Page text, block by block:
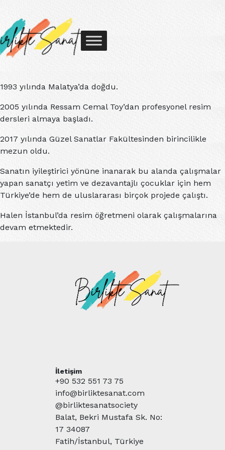
1993 yılında Malatya’da doğdu.
2005 yılında Ressam Cemal Toy’dan profesyonel resim
dersleri almaya başladı.
2017 yılında Güzel Sanatlar Fakültesinden birincilikle
mezun oldu.
Sanatın iyileştirici yönüne inanarak bu alanda çalışmalar
yapan sanatçı yetim ve dezavantajlı çocuklar için hem
Türkiye’de hem de uluslararası birçok projede çalıştı.
Halen İstanbul’da resim öğretmeni olarak çalışmalarına
devam etmektedir.
İletişim
+90 532 551 73 75
info@birliktesanat.com
@birliktesanatsociety
Balat, Bekri Mustafa Sk. No:
17 34087
Fatih/İstanbul, Türkiye